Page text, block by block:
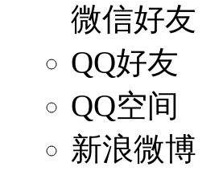
微信好友
QQ好友
QQ空间
新浪微博